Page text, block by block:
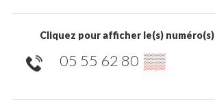
Cliquez pour afficher le(s) numéro(s)
05 55 62 80 ▒▒